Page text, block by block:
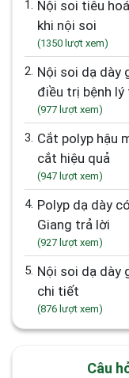
1. Nội soi tiêu hoá là gì? Những điều bạn cần biết
khi nội soi
(1350 lượt xem)
2. Nội soi dạ dày gây mê: Giải pháp chẩn đoán và
điều trị bệnh lý
(977 lượt xem)
3. Cắt polyp hậu môn là gì? một số phương pháp
cắt hiệu quả
(947 lượt xem)
4. Polyp dạ dày có nguy hiểm không? TS. BS Đỗ Anh
Giang trả lời
(927 lượt xem)
5. Nội soi dạ dày giá bao nhiêu? Cập nhật bảng giá
chi tiết
(876 lượt xem)
Câu